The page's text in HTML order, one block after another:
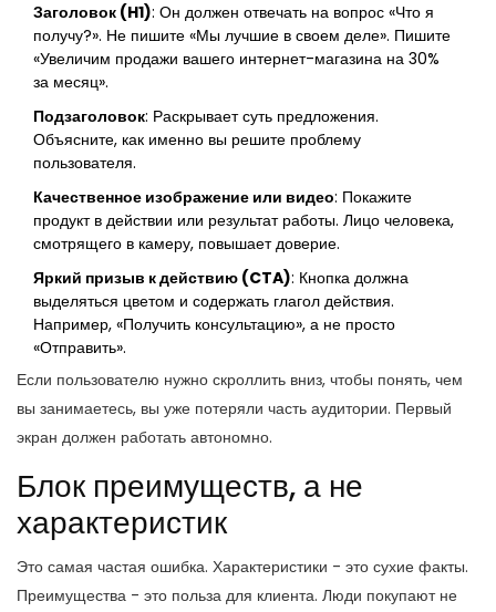
Заголовок (H1): Он должен отвечать на вопрос «Что я
получу?». Не пишите «Мы лучшие в своем деле». Пишите
«Увеличим продажи вашего интернет-магазина на 30%
за месяц».
Подзаголовок: Раскрывает суть предложения.
Объясните, как именно вы решите проблему
пользователя.
Качественное изображение или видео: Покажите
продукт в действии или результат работы. Лицо человека,
смотрящего в камеру, повышает доверие.
Яркий призыв к действию (CTA): Кнопка должна
выделяться цветом и содержать глагол действия.
Например, «Получить консультацию», а не просто
«Отправить».
Если пользователю нужно скроллить вниз, чтобы понять, чем
вы занимаетесь, вы уже потеряли часть аудитории. Первый
экран должен работать автономно.
Блок преимуществ, а не
характеристик
Это самая частая ошибка. Характеристики - это сухие факты.
Преимущества - это польза для клиента. Люди покупают не